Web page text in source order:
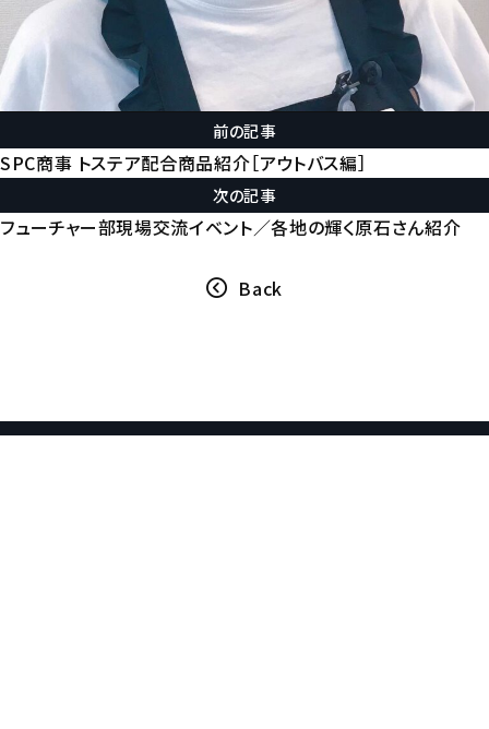
前の記事
SPC商事 トステア配合商品紹介［アウトバス編］
次の記事
フューチャー部現場交流イベント／各地の輝く原石さん紹介
Back